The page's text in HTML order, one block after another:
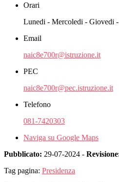
Orari
Lunedi - Mercoledi - Giovedi
Email
naic8e700r@istruzione.it
PEC
naic8e700r@pec.istruzione.it
Telefono
081-7420303
Naviga su Google Maps
Pubblicato: 29-07-2024 -
Tag pagina: Presidenza